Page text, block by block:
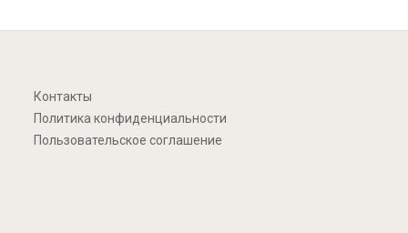
Контакты
Политика конфиденциальности
Пользовательское соглашение